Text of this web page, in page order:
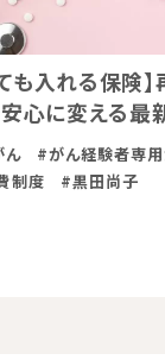
も入れる保険
安心に変える最
ん #がん経験者専
制度
#黒田尚子